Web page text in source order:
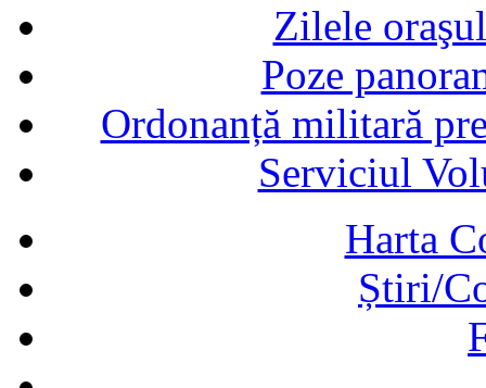
Zilele
Poze
Ordonanță militară
Serviciul
Harta
Știri/